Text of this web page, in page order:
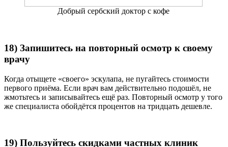
Добрый сербский доктор с кофе
18) Запишитесь на повторный осмотр к своему
врачу
Когда отыщете «своего» эскулапа, не пугайтесь стоимости
первого приёма. Если врач вам действительно подошёл, не
жмотьтесь и записывайтесь ещё раз. Повторный осмотр у того
же специалиста обойдётся процентов на тридцать дешевле.
19) Пользуйтесь скидками частных клиник